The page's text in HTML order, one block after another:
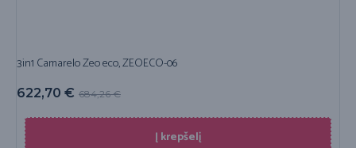
3in1 Camarelo Zeo eco, ZEOECO-06
684,26€
622,70 €
Į krepšelį